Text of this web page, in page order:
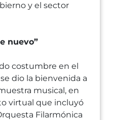
y el sector
nuevo”
costumbre en el
dio la bienvenida a
musical, en
virtual que incluyó
Filarmónica